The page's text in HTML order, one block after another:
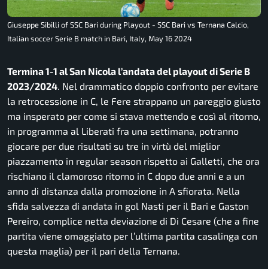
Giuseppe Sibilli of SSC Bari during Playout - SSC Bari vs Ternana Calcio,
Italian soccer Serie B match in Bari, Italy, May 16 2024
Termina 1-1 al San Nicola l’andata del playout di Serie B
2023/2024. Nel drammatico doppio confronto per evitare
la retrocessione in C, le Fere strappano un pareggio giusto
ma insperato per come si stava mettendo e così al ritorno,
in programma al Liberati fra una settimana, potranno
giocare per due risultati su tre in virtù del miglior
piazzamento in regular season rispetto ai Galletti, che ora
rischiano il clamoroso ritorno in C dopo due anni e a un
anno di distanza dalla promozione in A sfiorata. Nella
sfida salvezza di andata in gol Nasti per il Bari e Gaston
Pereiro, complice netta deviazione di Di Cesare (che a fine
partita viene omaggiato per l’ultima partita casalinga con
questa maglia) per il pari della Ternana.